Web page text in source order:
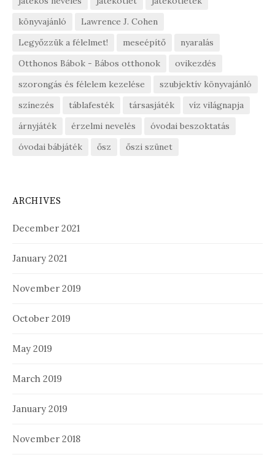
könyvajánló
Lawrence J. Cohen
Legyőzzük a félelmet!
meseépítő
nyaralás
Otthonos Bábok - Bábos otthonok
ovikezdés
szorongás és félelem kezelése
szubjektív könyvajánló
színezés
táblafesték társasjáték
víz világnapja
árnyjáték
érzelmi nevelés
óvodai beszoktatás
óvodai bábjáték
ősz őszi szünet
ARCHIVES
December 2021
January 2021
November 2019
October 2019
May 2019
March 2019
January 2019
November 2018